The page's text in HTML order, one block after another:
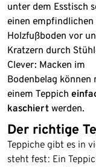
unter dem Esstisch
einen empfindlichen
Holzfußboden vor
Kratzern durch
Clever: Macken im
Bodenbelag können
einem Teppich
kaschiert werden.
Der richtige
Teppiche gibt es in
steht fest: Ein